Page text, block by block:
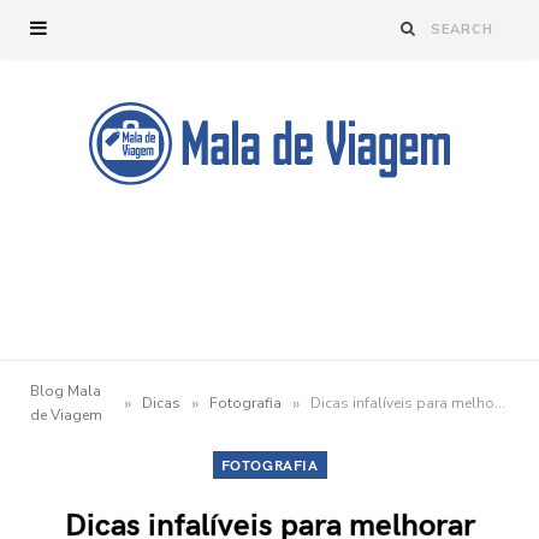
Blog Mala
de Viagem
» Dicas » Fotografia » Dicas infalíveis para melhorar suas fotos de viagem
FOTOGRAFIA
Dicas infalíveis para melhorar